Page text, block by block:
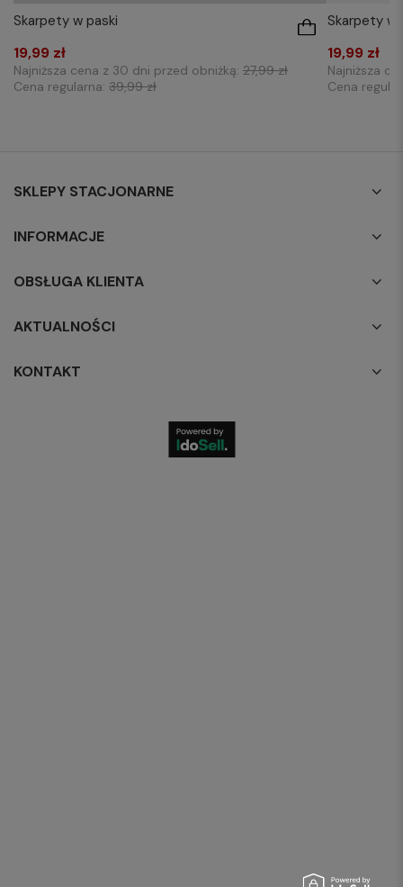
Skarpety w paski
19,99 zł
Najniższa cena z 30 dni przed obniżką: 27,99 zł
Cena regularna: 39,99 zł
Skarpety w
19,99 zł
Najniższa
Cena
SKLEPY STACJONARNE
INFORMACJE
OBSŁUGA KLIENTA
AKTUALNOŚCI
KONTAKT